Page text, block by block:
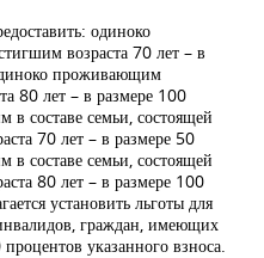
одиноко
возраста 70 лет – в
проживающим
80 лет – в размере 100
составе семьи, состоящей
70 лет – в размере 50
составе семьи, состоящей
80 лет – в размере 100
установить льготы для
граждан, имеющих
указанного взноса.